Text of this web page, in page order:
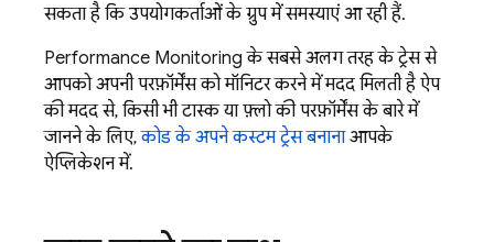
सकता है कि उपयोगकर्ताओं के ग्रुप में समस्याएं आ रही हैं.
Performance Monitoring के सबसे अलग तरह के ट्रेस से
आपको अपनी परफ़ॉर्मेंस को मॉनिटर करने में मदद मिलती है ऐप
की मदद से, किसी भी टास्क या फ़्लो की परफ़ॉर्मेंस के बारे में
जानने के लिए,कोड के अपने कस्टम ट्रेस बनानाआपके
ऐप्लिकेशन में.